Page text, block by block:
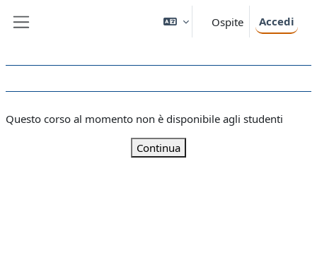
Ospite Accedi
Questo corso al momento non è disponibile agli studenti
Continua